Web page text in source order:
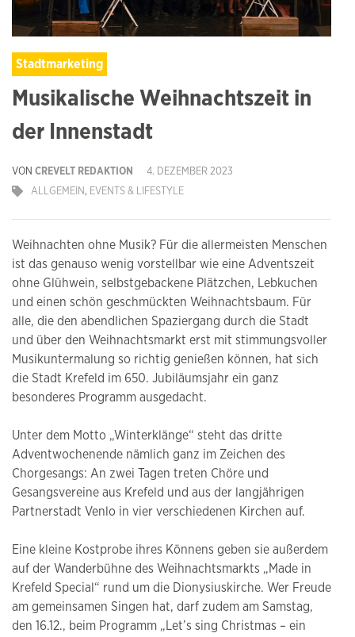
Stadtmarketing
Musikalische Weihnachtszeit in
der Innenstadt
VON CREVELT REDAKTION
4. DEZEMBER 2023
ALLGEMEIN, EVENTS & LIFESTYLE
Weihnachten ohne Musik? Für die allermeisten Menschen
ist das genauso wenig vorstellbar wie eine Adventszeit
ohne Glühwein, selbstgebackene Plätzchen, Lebkuchen
und einen schön geschmückten Weihnachtsbaum. Für
alle, die den abendlichen Spaziergang durch die Stadt
und über den Weihnachtsmarkt erst mit stimmungsvoller
Musikuntermalung so richtig genießen können, hat sich
die Stadt Krefeld im 650. Jubiläumsjahr ein ganz
besonderes Programm ausgedacht.
Unter dem Motto „Winterklänge“ steht das dritte
Adventwochenende nämlich ganz im Zeichen des
Chorgesangs: An zwei Tagen treten Chöre und
Gesangsvereine aus Krefeld und aus der langjährigen
Partnerstadt Venlo in vier verschiedenen Kirchen auf.
Eine kleine Kostprobe ihres Könnens geben sie außerdem
auf der Wanderbühne des Weihnachtsmarkts „Made in
Krefeld Special“ rund um die Dionysiuskirche. Wer Freude
am gemeinsamen Singen hat, darf zudem am Samstag,
den 16.12., beim Programm „Let’s sing Christmas – ein